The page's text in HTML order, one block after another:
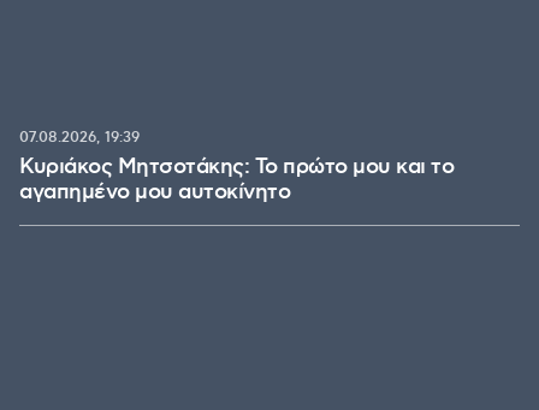
Κυριάκος Μητσοτάκης: Το πρώτο μου και το
αγαπημένο μου αυτοκίνητο
07.08.2026, 19:39